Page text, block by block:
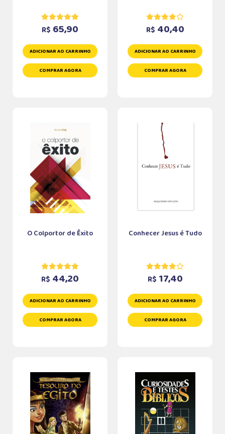
R$ 65,90
ADICIONAR AO CARRINHO
COMPRAR AGORA
R$ 40,40
ADICIONAR AO CARRINHO
COMPRAR AGORA
O Colportor de Êxito
R$ 44,20
ADICIONAR AO CARRINHO
COMPRAR AGORA
Conhecer Jesus é Tudo
R$ 17,40
ADICIONAR AO CARRINHO
COMPRAR AGORA